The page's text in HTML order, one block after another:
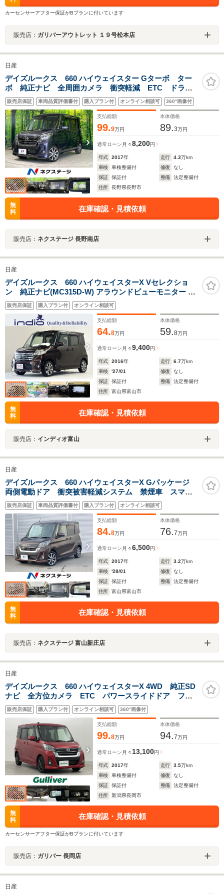
カーセンサーアフター保証がBプランに付いています
販売店： ガリバーアウトレット １９号松本店
日産
デイズルークス 660 ハイウェイスター Gターボ ター
ボ 純正ナビ 全周囲カメラ 衝突軽減 ETC ドラレ
コ Bluetooth 両側パワースライドドア アイドリング
ストップ HIDヘッド パワーウィンドウ 電動格納ミラ
ー バニティミラー
販売店保証 車両品質評価書付 購入プラン付 オンライン相談可 360°画像付
支払総額
99.9万円
本体価格
89.3万円
通常ローン 月々8,200円
年式 2017年 走行 4.3万km
車検
車検整備付 修復
なし
保証
保証付 整備
法定整備付
住所
長野県長野市
無
料
在庫確認・見積依頼
販売店： ネクステージ 長野南店
日産
デイズルークス 660 ハイウェイスターX Vセレクショ
ン 純正ナビ(MC315D-W) アラウンドビューモニター エ
マージェンシーブレーキ ETC 両側パワースライドドア 後
席シートバックテーブル スペアキー スマートキー
販売店保証 購入プラン付 オンライン相談可
支払総額
64.8万円
本体価格
59.8万円
通常ローン 月々9,400円
年式 2016年 走行 6.7万km
車検
'27/01 修復
なし
保証
保証付 整備
法定整備付
住所
富山県富山市
無
料
在庫確認・見積依頼
販売店： インディオ富山
日産
デイズルークス 660 ハイウェイスターX Gパッケージ
両側電動ドア 衝突被害軽減システム 禁煙車 スマー
トキー LEDヘッド ETC 純正15インチアルミ オー
トハイビーム オートライト オートエアコン
Bluetooth CD フルセグ
販売店保証 車両品質評価書付 購入プラン付 オンライン相談可
支払総額
84.8万円
本体価格
76.7万円
通常ローン 月々6,500円
年式 2017年 走行 3.2万km
車検
'28/01 修復
なし
保証
保証付 整備
法定整備付
住所
富山県富山市
無
料
在庫確認・見積依頼
販売店： ネクステージ 富山新庄店
日産
デイズルークス 660 ハイウェイスターX 4WD 純正SD
ナビ 全方位カメラ ETC パワースライドドア フル
セグTV Bluetooth LEDヘッドライト スマートキー
DVD 純正アルミ ウィンカーミラー 電格ミラー 衝
突被害軽減ブレーキ
販売店保証 購入プラン付 オンライン相談可 360°画像付
支払総額
99.8万円
本体価格
94.7万円
通常ローン 月々 13,100円
年式 2017年 走行 3.5万km
車検
車検整備付 修復
なし
保証
保証付 整備
法定整備付
住所
新潟県長岡市
無
料
在庫確認・見積依頼
カーセンサーアフター保証がBプランに付いています
販売店： ガリバー 長岡店
日産